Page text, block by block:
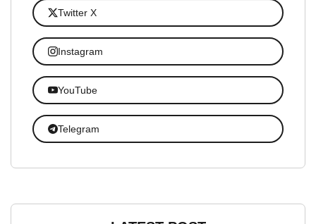
Twitter X
Instagram
YouTube
Telegram